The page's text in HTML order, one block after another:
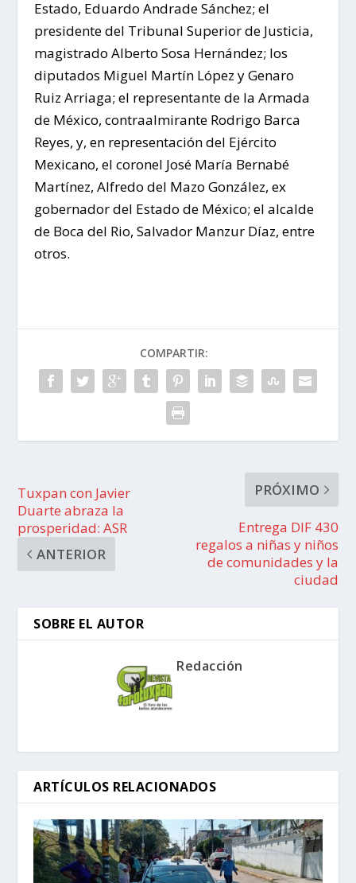
Estado, Eduardo Andrade Sánchez; el
presidente del Tribunal Superior de Justicia,
magistrado Alberto Sosa Hernández; los
diputados Miguel Martín López y Genaro
Ruiz Arriaga; el representante de la Armada
de México, contraalmirante Rodrigo Barca
Reyes, y, en representación del Ejército
Mexicano, el coronel José María Bernabé
Martínez, Alfredo del Mazo González, ex
gobernador del Estado de México; el alcalde
de Boca del Rio, Salvador Manzur Díaz, entre
otros.
COMPARTIR:
Tuxpan con Javier
Duarte abraza la
prosperidad: ASR
ANTERIOR
PRÓXIMO
Entrega DIF 430
regalos a niñas y niños
de comunidades y la
ciudad
SOBRE EL AUTOR
Redacción
ARTÍCULOS RELACIONADOS